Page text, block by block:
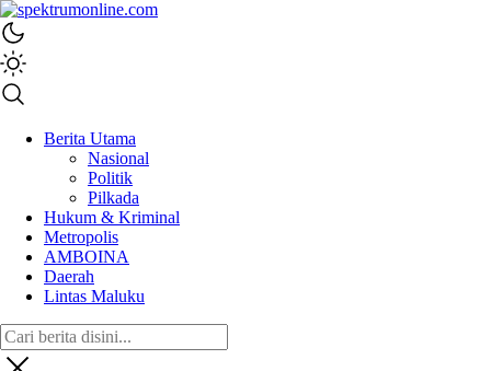
spektrumonline.com
Berita Utama
Nasional
Politik
Pilkada
Hukum & Kriminal
Metropolis
AMBOINA
Daerah
Lintas Maluku